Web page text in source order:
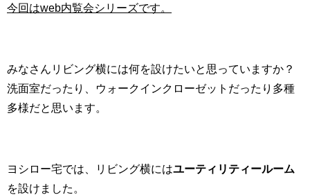
今回はweb内覧会シリーズです。
みなさんリビング横には何を設けたいと思っていますか？
洗面室だったり、ウォークインクローゼットだったり多種
多様だと思います。
ヨシロー宅では、リビング横にはユーティリティールーム
を設けました。